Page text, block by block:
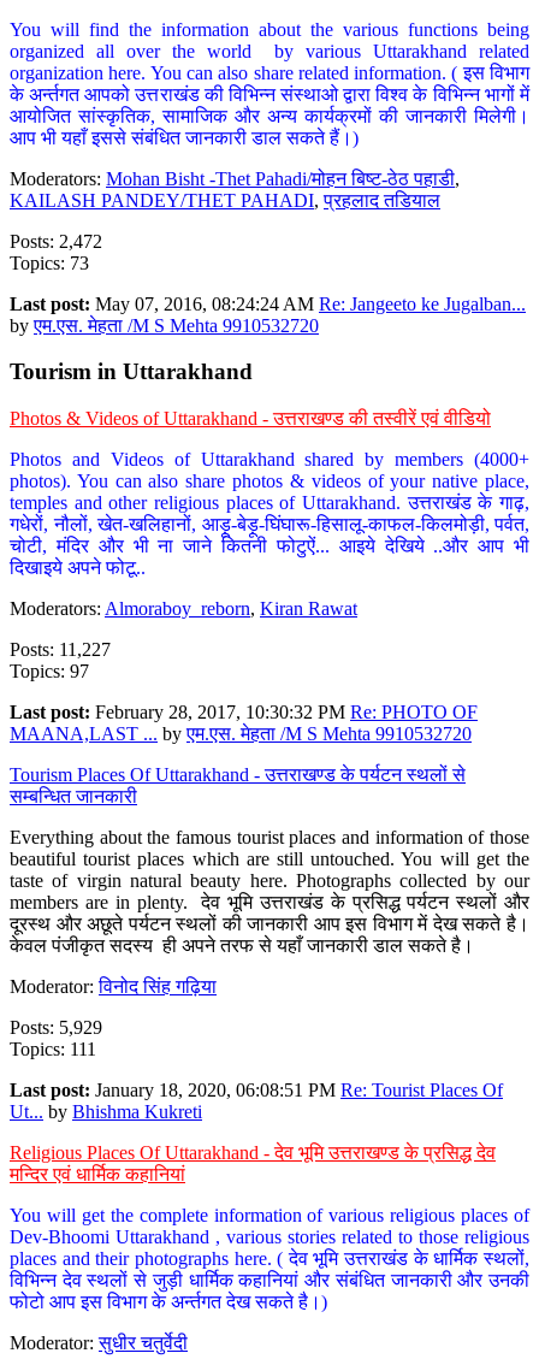
You will find the information about the various functions being
organized all over the world by various Uttarakhand related
organization here. You can also share related information. ( इस विभाग
के अर्न्तगत आपको उत्तराखंड की विभिन्न संस्थाओ द्वारा विश्व के विभिन्न भागों में
आयोजित सांस्कृतिक, सामाजिक और अन्य कार्यक्रमों की जानकारी मिलेगी।
आप भी यहाँ इससे संबंधित जानकारी डाल सकते हैं।)
Moderators: Mohan Bisht -Thet Pahadi/मोहन बिष्ट-ठेठ पहाडी,
KAILASH PANDEY/THET PAHADI,प्रहलाद तडियाल
Posts: 2,472
Topics: 73
Last post: May 07, 2016, 08:24:24 AM Re: Jangeeto ke Jugalban...
byएम.एस. मेहता /M S Mehta 9910532720
Tourism in Uttarakhand
Photos & Videos of Uttarakhand - उत्तराखण्ड की तस्वीरें एवं वीडियो
Photos and Videos of Uttarakhand shared by members (4000+
photos). You can also share photos & videos of your native place,
temples and other religious places of Uttarakhand. उत्तराखंड के गाढ़,
गधेरों, नौलों, खेत-खलिहानों, आड़ू-बेड़ू-घिंघारू-हिसालू-काफल-किलमोड़ी, पर्वत,
चोटी, मंदिर और भी ना जाने कितनी फोटुऐं... आइये देखिये ..और आप भी
दिखाइये अपने फोटू..
Moderators: Almoraboy_reborn, Kiran Rawat
Posts: 11,227
Topics: 97
Last post: February 28, 2017, 10:30:32 PM Re: PHOTO OF
MAANA,LAST ... byएम.एस. मेहता /M S Mehta 9910532720
Tourism Places Of Uttarakhand - उत्तराखण्ड के पर्यटन स्थलों से
सम्बन्धित जानकारी
Everything about the famous tourist places and information of those
beautiful tourist places which are still untouched. You will get the
taste of virgin natural beauty here. Photographs collected by our
members are in plenty. देव भूमि उत्तराखंड के प्रसिद्ध पर्यटन स्थलों और
दूरस्थ और अछूते पर्यटन स्थलों की जानकारी आप इस विभाग में देख सकते है।
केवल पंजीकृत सदस्य ही अपने तरफ से यहाँ जानकारी डाल सकते है।
Moderator:विनोद सिंह गढ़िया
Posts: 5,929
Topics: 111
Last post: January 18, 2020, 06:08:51 PM Re: Tourist Places Of
Ut... by Bhishma Kukreti
Religious Places Of Uttarakhand - देव भूमि उत्तराखण्ड के प्रसिद्ध देव
मन्दिर एवं धार्मिक कहानियां
You will get the complete information of various religious places of
Dev-Bhoomi Uttarakhand , various stories related to those religious
places and their photographs here. ( देव भूमि उत्तराखंड के धार्मिक स्थलों,
विभिन्न देव स्थलों से जुड़ी धार्मिक कहानियां और संबंधित जानकारी और उनकी
फोटो आप इस विभाग के अर्न्तगत देख सकते है।)
Moderator:सुधीर चतुर्वेदी